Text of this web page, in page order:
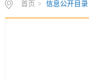
首页 > 信息公开目录